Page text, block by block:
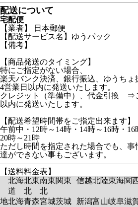
配送について
宅配便
【業者】 日本郵便
【配送サービス名】ゆうパック
【備考】
【商品発送のタイミング】
特にご指定がない場合、
楽天バンク決済、銀行振込、ゆうち
4営業日以内に発送いたします。
クレジット（準備中）、代金引換 ⇒
以内に発送いたします。
【配送希望時間帯をご指定出来ます】
午前中・12時～14時・14時～16時・16
20時～21時
ただし時間を指定された場合でも、
達ができない事もございます。
【送料料金表】
北海
道
北東
北
南東
北
関東 信越北陸東海関
地北海青森宮城茨城
新潟富山岐阜滋